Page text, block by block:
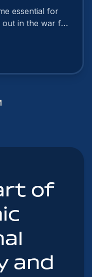
essential for
in the war for
of
and